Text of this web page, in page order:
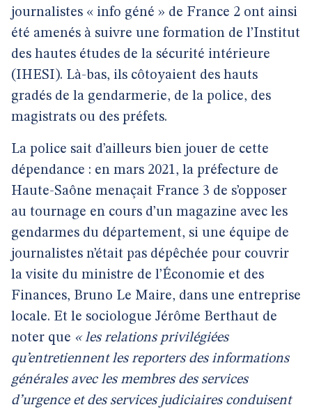
journalistes « info géné » de France 2 ont ainsi
été amenés à suivre une formation de l’Institut
des hautes études de la sécurité intérieure
(IHESI). Là-bas, ils côtoyaient des hauts
gradés de la gendarmerie, de la police, des
magistrats ou des préfets.
La police sait d’ailleurs bien jouer de cette
dépendance : en mars 2021, la préfecture de
Haute-Saône menaçait France 3 de s’opposer
au tournage en cours d’un magazine avec les
gendarmes du département, si une équipe de
journalistes n’était pas dépêchée pour couvrir
la visite du ministre de l’Économie et des
Finances, Bruno Le Maire, dans une entreprise
locale. Et le sociologue Jérôme Berthaut de
noter que « les relations privilégiées
qu’entretiennent les reporters des informations
générales avec les membres des services
d’urgence et des services judiciaires conduisent